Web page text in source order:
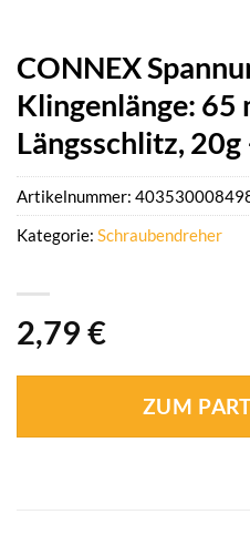
CONNEX
Klingenlänge: 65
Längsschlitz, 20g
2,79 €
ZUM
Artikelnummer:
Kategorie: Schraubendreher